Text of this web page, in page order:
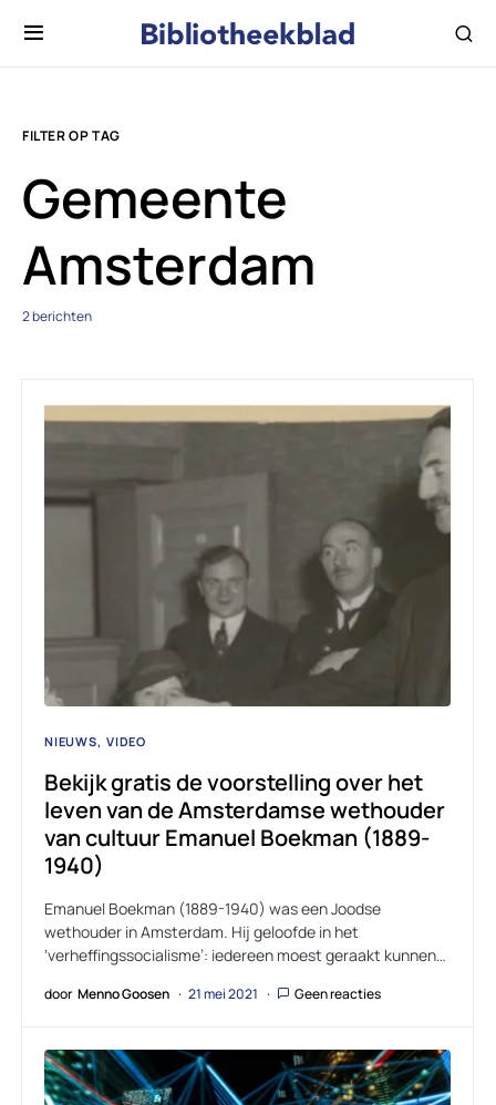
FILTER OP TAG
Gemeente
Amsterdam
2 berichten
NIEUWS VIDEO
Bekijk gratis de voorstelling over het
leven van de Amsterdamse wethouder
van cultuur Emanuel Boekman (1889-
1940)
Emanuel Boekman (1889-1940) was een Joodse
wethouder in Amsterdam. Hij geloofde in het
‘verheffingssocialisme’: iedereen moest geraakt kunnen…
door Menno Goosen 21 mei 2021 Geen reacties